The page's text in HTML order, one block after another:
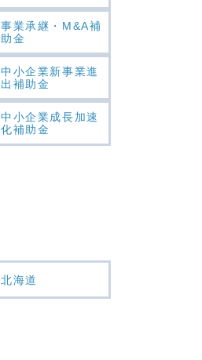
事業承継・M&A補
助金
中小企業新事業進
出補助金
中小企業成長加速
化補助金
北海道